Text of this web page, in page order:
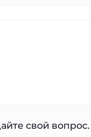
свой вопрос.